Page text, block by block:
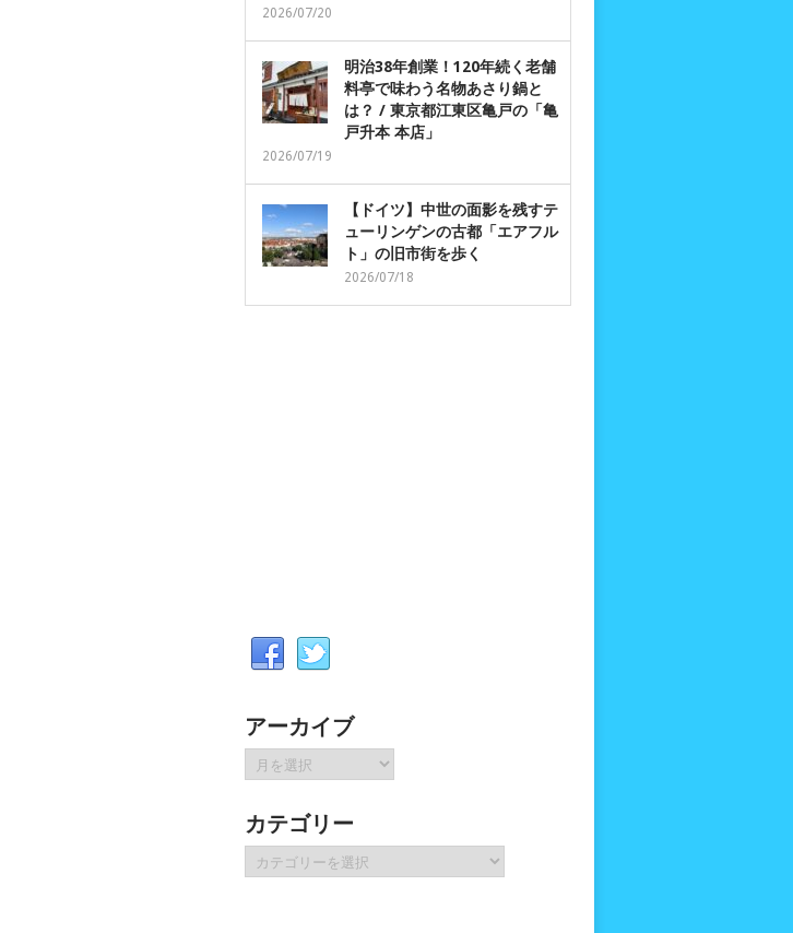
2026/07/20
明治38年創業！120年続く老舗
料亭で味わう名物あさり鍋と
は？ / 東京都江東区亀戸の「亀
戸升本 本店」
2026/07/19
【ドイツ】中世の面影を残すテ
ューリンゲンの古都「エアフル
ト」の旧市街を歩く
2026/07/18
アーカイブ
ア
ー
イ
ブ
カテゴリー
テ